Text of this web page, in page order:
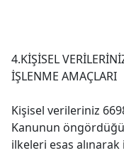
4.KİŞİSEL
İŞLENME AMAÇLARI
Kişisel verileriniz
Kanunun
ilkeleri esas